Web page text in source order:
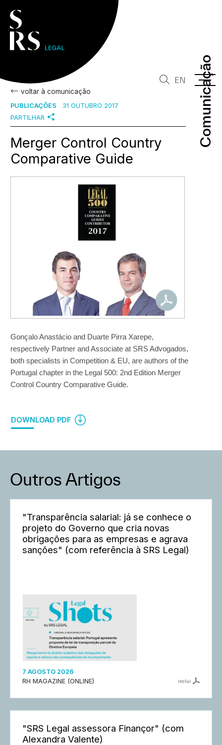
Comunicação
Comunicação
EN
voltar à comunicação
PUBLICAÇÕES
31 OUTUBRO 2017
PARTILHAR
Merger Control Country
Comparative Guide
Gonçalo Anastácio and Duarte Pirra Xarepe,
respectively Partner and Associate at SRS Advogados,
both specialists in Competition & EU, are authors of the
Portugal chapter in the Legal 500: 2nd Edition Merger
Control Country Comparative Guide.
DOWNLOAD PDF
Outros Artigos
"Transparência salarial: já se conhece o
projeto do Governo que cria novas
obrigações para as empresas e agrava
sanções" (com referência à SRS Legal)
7 AGOSTO 2026
RH MAGAZINE (ONLINE)
inclui
"SRS Legal assessora Finançor" (com
Alexandra Valente)